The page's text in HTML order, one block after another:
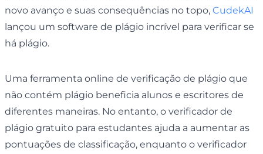
novo avanço e suas consequências no topo, CudekAI
lançou um software de plágio incrível para verificar se
há plágio.
Uma ferramenta online de verificação de plágio que
não contém plágio beneficia alunos e escritores de
diferentes maneiras. No entanto, o verificador de
plágio gratuito para estudantes ajuda a aumentar as
pontuações de classificação, enquanto o verificador